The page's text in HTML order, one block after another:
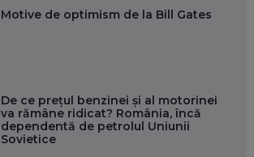
Motive de optimism de la Bill Gates
De ce prețul benzinei și al motorinei
va rămâne ridicat? România, încă
dependentă de petrolul Uniunii
Sovietice